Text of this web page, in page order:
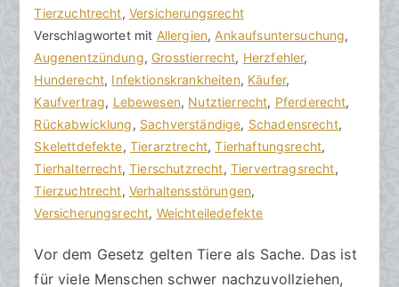
e
c
h
t
s
a
n
w
ä
l
e
r
ö
f
f
e
n
t
l
i
c
t
a
Tierzuchtrecht, Versicherungsrecht
Verschlagwortet mit Allergien, Ankaufsuntersuchung,
Augenentzündung, Grosstierrecht, Herzfehler,
Hunderecht, Infektionskrankheiten, Käufer,
Kaufvertrag, Lebewesen, Nutztierrecht, Pferderecht,
Rückabwicklung, Sachverständige, Schadensrecht,
Skelettdefekte, Tierarztrecht,Tierhaftungsrecht,
Tierhalterrecht,Tierschutzrecht, Tiervertragsrecht,
Tierzuchtrecht, Verhaltensstörungen,
Versicherungsrecht, Weichteiledefekte
e
n
t
a
r
e
zu
Ein
Tier
mit
Vor dem Gesetz gelten Tiere als Sache. Das ist
für viele Menschen schwer nachzuvollziehen,